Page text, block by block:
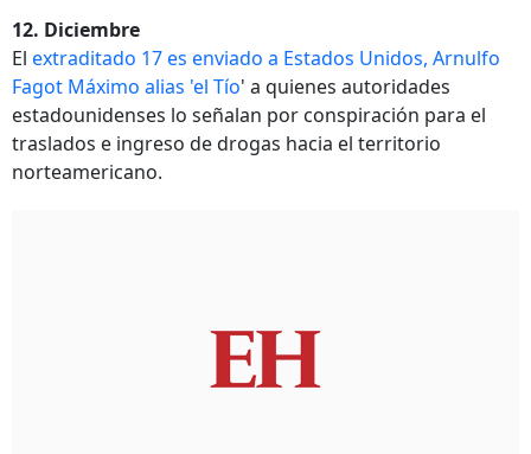
12. Diciembre
El extraditado 17 es enviado a Estados Unidos, Arnulfo
Fagot Máximo alias 'el Tío' a quienes autoridades
estadounidenses lo señalan por conspiración para el
traslados e ingreso de drogas hacia el territorio
norteamericano.